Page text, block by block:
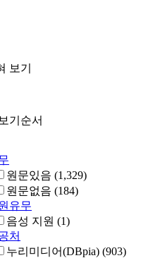
보기
기순서
원문있음 (1,329)
원문없음 (184)
유무
음성 지원 (1)
처
누리미디어(DBpia) (903)